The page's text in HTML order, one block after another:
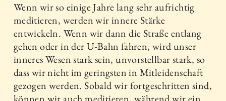
Wenn wir so einige Jahre lang sehr aufrichtig
meditieren, werden wir innere Stärke
entwickeln. Wenn wir dann die Straße entlang
gehen oder in der U-Bahn fahren, wird unser
inneres Wesen stark sein, unvorstellbar stark, so
dass wir nicht im geringsten in Mitleidenschaft
gezogen werden. Sobald wir fortgeschritten sind,